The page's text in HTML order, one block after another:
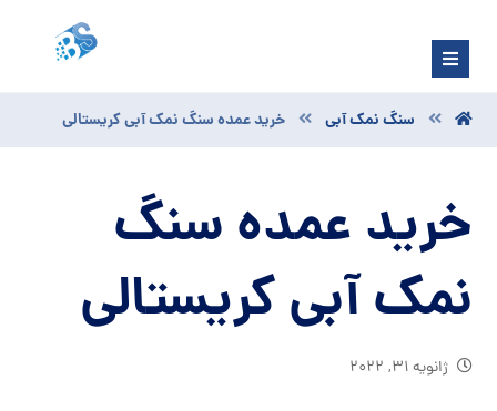
سنگ نمک آبی خرید عمده سنگ نمک آبی کریستالی
خرید عمده سنگ
نمک آبی کریستالی
ژانویه ۳۱, ۲۰۲۲